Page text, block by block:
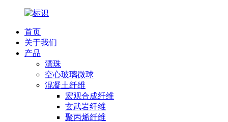
首页
关于我们
产品
漂珠
空心玻璃微球
混凝土纤维
宏观合成纤维
玄武岩纤维
聚丙烯纤维